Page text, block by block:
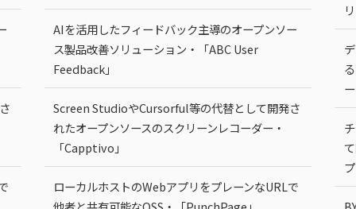
AIを活用したフィードバック主導のオープンソー
ス製品改善ソリューション・「ABC User
Feedback」
Screen StudioやCursorful等の代替として開発さ
れたオープンソースのスクリーンレコーダー・
「Capptivo」
ローカルホストのWebアプリをプレーンなURLで